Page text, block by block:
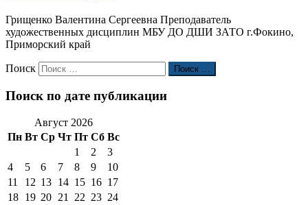
Грищенко Валентина Сергеевна Преподаватель
художественных дисциплин МБУ ДО ДШИ ЗАТО г.Фокино,
Приморский край
Поиск Поиск …
Поиск по дате публикации
Август 2026
Пн Вт Ср Чт Пт Сб Вс
1
2
3
4
5 6 7 8 9
10
11
12 13 14 15 16 17
18 19 20 21 22 23 24